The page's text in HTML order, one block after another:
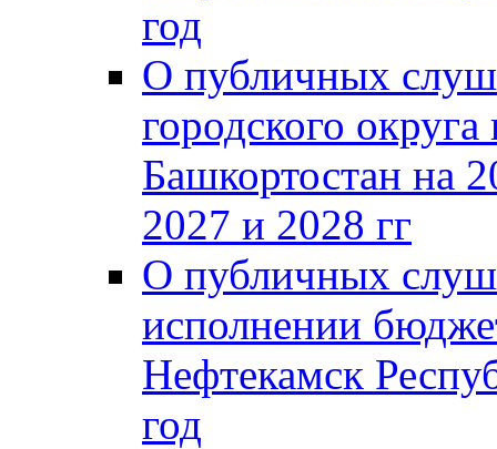
год
О публичных
городского
Башкортостан на
2027 и 2028 гг
О публичных
исполнении
Нефтекамск
год